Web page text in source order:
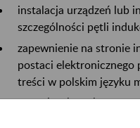
instalacja urządzeń lub
szczególności pętli
zapewnienie na stronie
postaci elektronicznego
treści w polskim języku
na wniosek osoby ze